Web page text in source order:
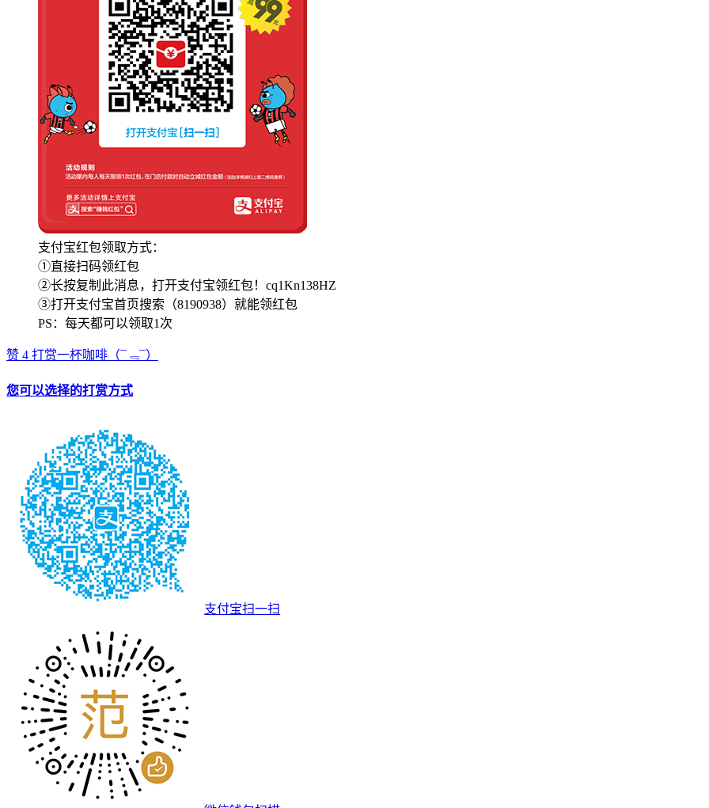
支付宝红包领取方式：
①直接扫码领红包
②长按复制此消息，打开支付宝领红包！cq1Kn138HZ
③打开支付宝首页搜索（8190938）就能领红包
PS：每天都可以领取1次
赞 4 打赏一杯咖啡 （¯﹃¯）
您可以选择的打赏方式
支付宝扫一扫